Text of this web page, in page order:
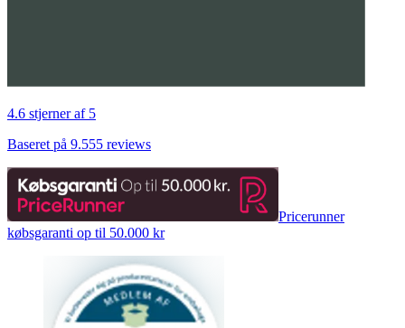
4.6 stjerner af 5
Baseret på 9.555 reviews
Pricerunner
købsgaranti op til 50.000 kr